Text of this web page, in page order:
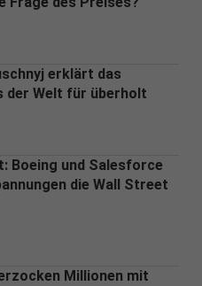
erklärt das
der Welt für überholt
Boeing und Salesforce
die Wall Street
Millionen mit